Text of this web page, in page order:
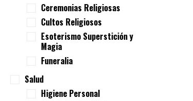
Ceremonias Religiosas
Cultos Religiosos
Esoterismo Superstición y
Magia
Funeralia
Salud
Higiene Personal